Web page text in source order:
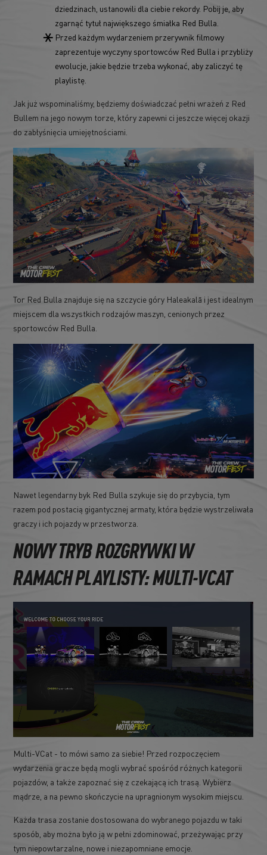
dziedzinach, ustanowili dla ciebie rekordy. Pobij je, aby
zgarnąć tytuł największego śmiałka Red Bulla.
Przed każdym wydarzeniem przerywnik filmowy
zaprezentuje wyczyny sportowców Red Bulla i przybliży
ewolucje, jakie będzie trzeba wykonać, aby zaliczyć tę
playlistę.
Jak już wspominaliśmy, będziemy doświadczać pełni wrażeń z Red
Bullem na jego nowym torze, który zapewni ci jeszcze więcej okazji
do zabłyśnięcia umiejętnościami.
Tor Red Bulla znajduje się na szczycie góry Haleakalā i jest idealnym
miejscem dla wszystkich rodzajów maszyn, cenionych przez
sportowców Red Bulla.
Nawet legendarny byk Red Bulla szykuje się do przybycia, tym
razem pod postacią gigantycznej armaty, która będzie wystrzeliwała
graczy i ich pojazdy w przestworza.
NOWY TRYB ROZGRYWKI W
RAMACH PLAYLISTY: MULTI-VCAT
Multi-VCat - to mówi samo za siebie! Przed rozpoczęciem
wydarzenia gracze będą mogli wybrać spośród różnych kategorii
pojazdów, a także zapoznać się z czekającą ich trasą. Wybierz
mądrze, a na pewno skończycie na upragnionym wysokim miejscu.
Każda trasa zostanie dostosowana do wybranego pojazdu w taki
sposób, aby można było ją w pełni zdominować, przeżywając przy
tym niepowtarzalne, nowe i niezapomniane emocje.